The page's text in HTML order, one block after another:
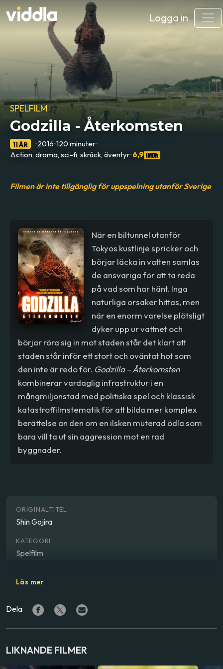
Logga in
SPELFILM
Godzilla - Återkomsten
11 ÅR •2016•120 minuter•
Action, drama, sci-fi, skräck, äventyr•6,9
Filmen är inte tillgänglig för uppspelning utanför Sverige
När en biltunnel utanför
Tokyos kustlinje spricker och
börjar läcka in vatten samlas
de ansvariga för att ta reda
på vad som har hänt. Inga
naturliga orsaker hittas, men
när en enorm varelse plötsligt
dyker upp ur vattnet och
börjar röra sig in mot staden står det klart att
staden står inför ett stort och oväntat hot som
den inte är redo för. Godzilla – Återkomsten
kombinerar vardaglig infrastruktur i en
mångmiljonstad med politiska spel och klassisk
katastroffilmstematik för att bilda mer komplex
berättelse än den om en ilsken muterad ödla som
bara vill ta ut sin aggression mot en rad
byggnader.
ORIGINALTITEL
Shin Gojira
KATEGORI
Spelfilm
Action, drama, sci-fi, skräck, äventyr
REGISSÖR
Hiroki Hasegawa,Yutaka Takenouchi
Läs mer
Dela
LIKNANDE FILMER